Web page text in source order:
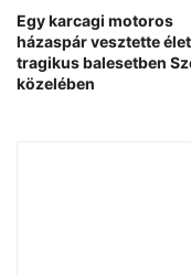
Egy karcagi motoros
házaspár vesztette
tragikus balesetben
közelében